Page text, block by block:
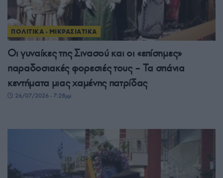
ΠΟΛΙΤΙΚΑ - ΜΙΚΡΑΣΙΑΤΙΚΑ
Οι γυναίκες της Σινασού και οι «επίσημες»
παραδοσιακές φορεσιές τους – Τα σπάνια
κεντήματα μιας χαμένης πατρίδας
26/07/2026 - 7:28μμ